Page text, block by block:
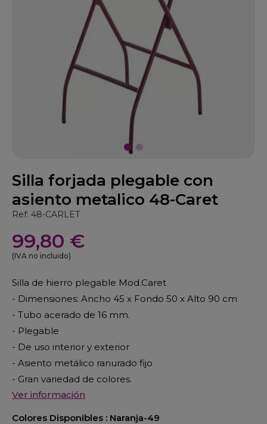
Silla forjada plegable con
asiento metalico 48-Caret
Ref: 48-CARLET
99,80 €
(IVA no incluido)
Silla de hierro plegable Mod.Caret
- Dimensiones: Ancho 45 x Fondo 50 x Alto 90 cm
- Tubo acerado de 16 mm.
- Plegable
- De uso interior y exterior
- Asiento metálico ranurado fijo
- Gran variedad de colores.
Ver información
Colores Disponibles : Naranja-49